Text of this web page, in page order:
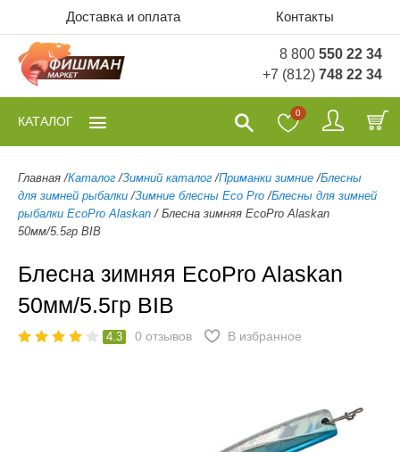
Доставка и оплата Контакты
8 800 550 22 34
+7 (812) 748 22 34
0
КАТАЛОГ
Главная /Каталог /Зимний каталог /Приманки зимние /Блесны
для зимней рыбалки /Зимние блесны Eco Pro /Блесны для зимней
рыбалки EcoPro Alaskan / Блесна зимняя EcoPro Alaskan
50мм/5.5гр BIB
Блесна зимняя EcoPro Alaskan
50мм/5.5гр BIB
4.3 0 отзывов В избранное